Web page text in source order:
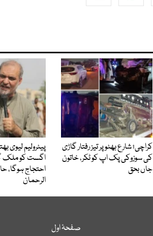
کراچی؛ شارع بھٹو پر تیز رفتار گاڑی
کی سوزوکی پک اپ کو ٹکر، خاتون
جاں بحق
اگست کو ملک
احتجاج ہوگا،
الرحمان
صفحۂ اول